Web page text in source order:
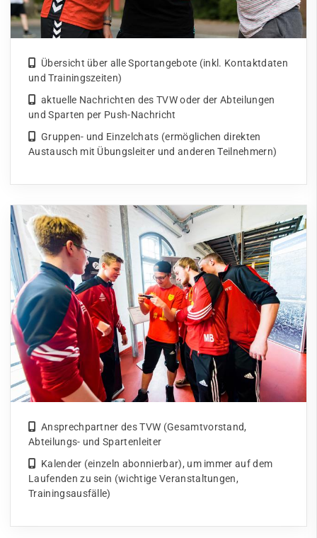
Übersicht über alle Sportangebote (inkl. Kontaktdaten
und Trainingszeiten)
aktuelle Nachrichten des TVW oder der Abteilungen
und Sparten per Push-Nachricht
Gruppen- und Einzelchats (ermöglichen direkten
Austausch mit Übungsleiter und anderen Teilnehmern)
Ansprechpartner des TVW (Gesamtvorstand,
Abteilungs- und Spartenleiter
Kalender (einzeln abonnierbar), um immer auf dem
Laufenden zu sein (wichtige Veranstaltungen,
Trainingsausfälle)